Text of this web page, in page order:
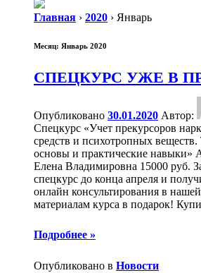
Главная › 2020 › Январь
Месяц: Январь 2020
СПЕЦКУРС УЖЕ В
Опубликовано 30.01.2020 Автор:
Спецкурс «Учет прекурсоров
средств и психотропных веществ.
основы и практические навыки»
Елена Владимировна 15000 руб.
спецкурс до конца апреля и
онлайн консультирования в
материалам курса в подарок!
Подробнее »
Опубликовано в Новости